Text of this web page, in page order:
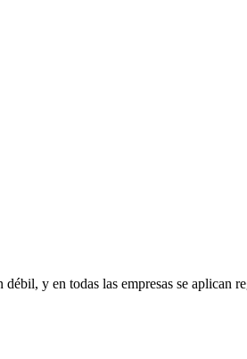
y en todas las empresas se aplican